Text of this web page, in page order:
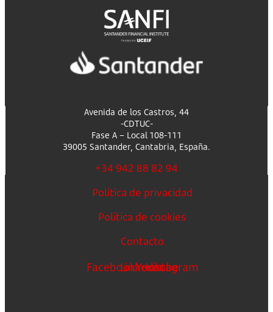
Avenida de los Castros, 44
-CDTUC-
Fase A – Local 108-111
39005 Santander, Cantabria, España.
+34 942 88 82 94
Política de privacidad
Política de cookies
Contacto
FacebookLinkedin
Youtube
Instagram